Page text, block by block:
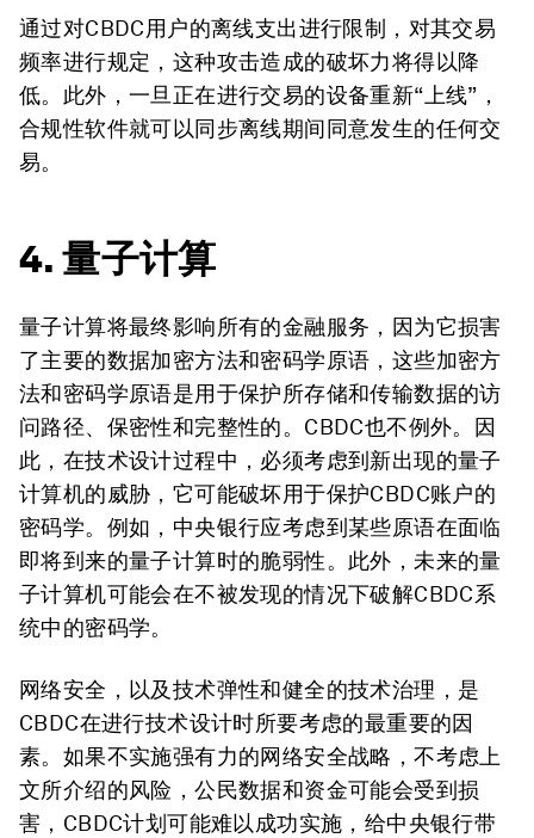
通过对CBDC用户的离线支出进行限制，对其交易
频率进行规定，这种攻击造成的破坏力将得以降
低。此外，一旦正在进行交易的设备重新“上线”，
合规性软件就可以同步离线期间同意发生的任何交
易。
4. 量子计算
量子计算将最终影响所有的金融服务，因为它损害
了主要的数据加密方法和密码学原语，这些加密方
法和密码学原语是用于保护所存储和传输数据的访
问路径、保密性和完整性的。CBDC也不例外。因
此，在技术设计过程中，必须考虑到新出现的量子
计算机的威胁，它可能破坏用于保护CBDC账户的
密码学。例如，中央银行应考虑到某些原语在面临
即将到来的量子计算时的脆弱性。此外，未来的量
子计算机可能会在不被发现的情况下破解CBDC系
统中的密码学。
网络安全，以及技术弹性和健全的技术治理，是
CBDC在进行技术设计时所要考虑的最重要的因
素。如果不实施强有力的网络安全战略，不考虑上
文所介绍的风险，公民数据和资金可能会受到损
害，CBDC计划可能难以成功实施，给中央银行带